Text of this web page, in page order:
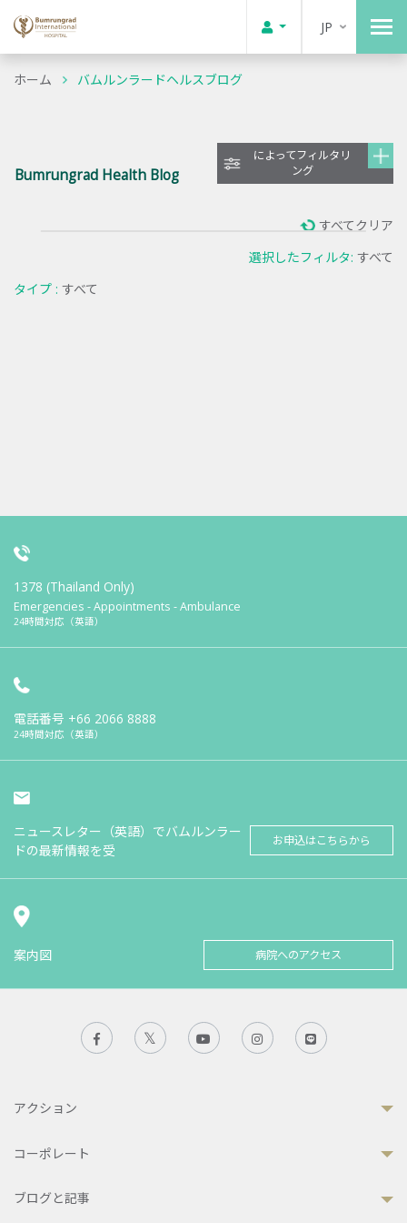
JP
ホーム バムルンラードヘルスブログ
Bumrungrad Health Blog
によってフィルタリ
ング
選択したフィルタ: すべて
タイプ : すべて
すべてクリア
1378 (Thailand Only)
Emergencies - Appointments - Ambulance
24時間対応（英語）
電話番号 +66 2066 8888
24時間対応（英語）
ニュースレター（英語）でバムルンラー
ドの最新情報を受
お申込はこちらから
案内図 病院へのアクセス
アクション
コーポレート
ブログと記事